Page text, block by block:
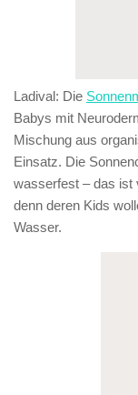
Ladival: Die
Babys mit
Mischung aus
Einsatz. Die
wasserfest – das ist
denn deren Kids
Wasser.